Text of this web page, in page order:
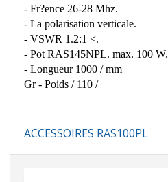
- Fr?ence 26-28 Mhz.
- La polarisation verticale.
- VSWR 1.2:1 <.
- Pot RAS145NPL. max. 100 W.
- Longueur 1000 / mm
Gr - Poids / 110 /
ACCESSOIRES RAS100PL